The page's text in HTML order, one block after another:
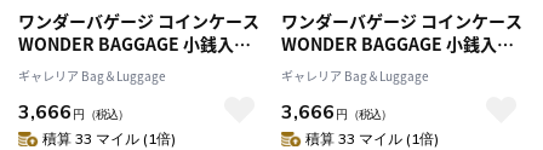
ワンダーバゲージ コインケース
WONDER BAGGAGE 小銭入れ
GOODMANS CASUAL SMALL
WALLET グッドマンズ カジュ
アル ミニ財布 メンズ レディー
ス WB-A-004
ギャレリア Bag＆Luggage
3,666 円 （税込）
積算 33 マイル (1倍)
ワンダーバゲージ コインケース
WONDER BAGGAGE 小銭入れ
GOODMANS CASUAL SMALL
WALLET グッドマンズ カジュ
アル ミニ財布 メンズ レディー
ス WB-A-004
ギャレリア Bag＆Luggage
3,666 円 （税込）
積算 33 マイル (1倍)